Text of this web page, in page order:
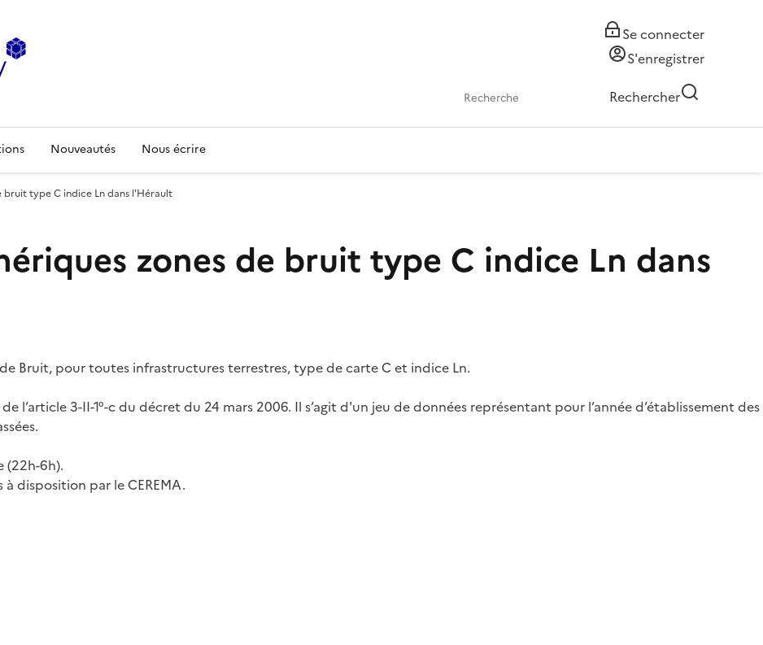
Se connecter
S'enregistrer
Rechercher
Nouveautés Nous écrire
type C indice Ln dans l'Hérault
zones de bruit type C indice Ln dans
Bruit, pour toutes infrastructures terrestres, type de carte C et indice Ln.
l’article 3-II-1°-c du décret du 24 mars 2006. Il s’agit d'un jeu de données représentant pour l’année d’établissement des
(22h-6h).
disposition par le CEREMA.